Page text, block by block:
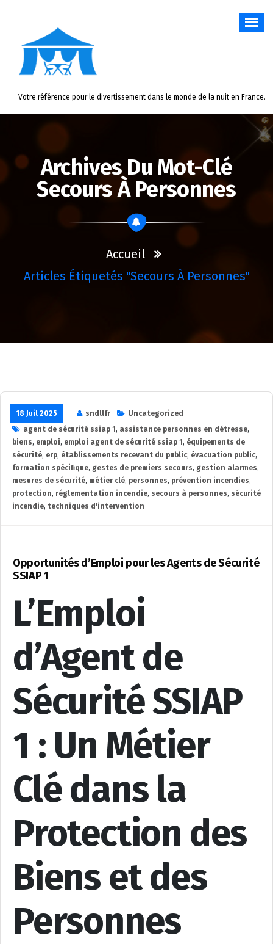
Votre référence pour le divertissement dans le monde de la nuit en France.
Archives Du Mot-Clé
Secours À Personnes
Accueil
Articles Étiquetés "secours À Personnes"
18 Juil 2025 sndllfr
Uncategorized
agent de sécurité ssiap 1 , assistance personnes en détresse,
biens, emploi, emploi agent de sécurité ssiap 1 , équipements de
sécurité, erp, établissements recevant du public, évacuation public,
formation spécifique, gestes de premiers secours, gestion alarmes,
mesures de sécurité, métier clé, personnes, prévention incendies,
protection, réglementation incendie, secours à personnes, sécurité
incendie, techniques d'intervention
Opportunités d’Emploi pour les Agents de Sécurité
SSIAP 1
L’Emploi
d’Agent de
Sécurité SSIAP
1 : Un Métier
Clé dans la
Protection des
Biens et des
Personnes